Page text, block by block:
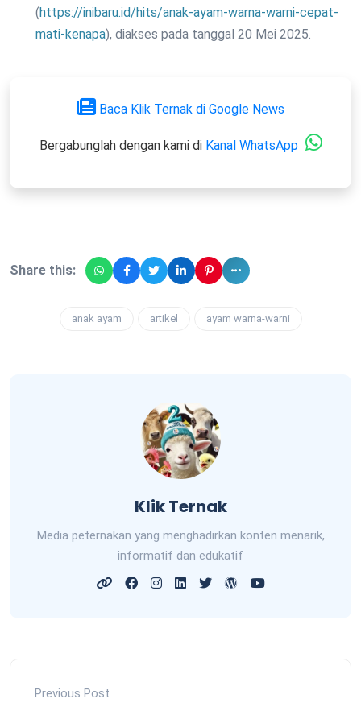
(https://inibaru.id/hits/anak-ayam-warna-warni-cepat-
mati-kenapa), diakses pada tanggal 20 Mei 2025.
Baca Klik Ternak di Google News
Bergabunglah dengan kami di Kanal WhatsApp
Share this:
anak ayam artikel ayam warna-warni
Klik Ternak
Media peternakan yang menghadirkan konten menarik,
informatif dan edukatif
Previous Post